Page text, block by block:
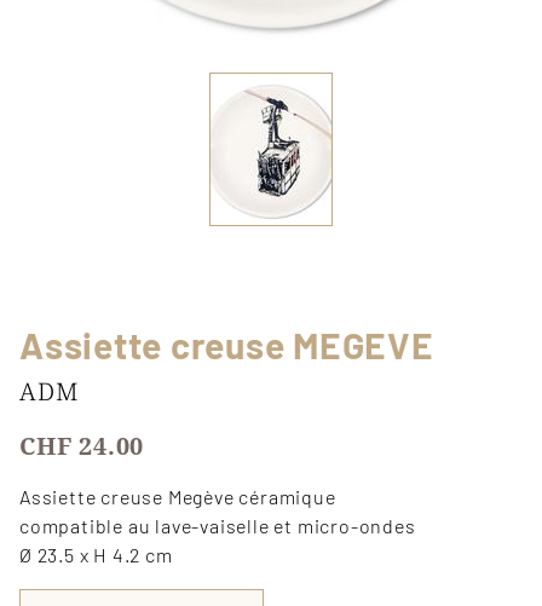
Assiette creuse MEGEVE
ADM
CHF 24.00
Assiette creuse Megève céramique
compatible au lave-vaiselle et micro-ondes
Ø 23.5 x H 4.2 cm